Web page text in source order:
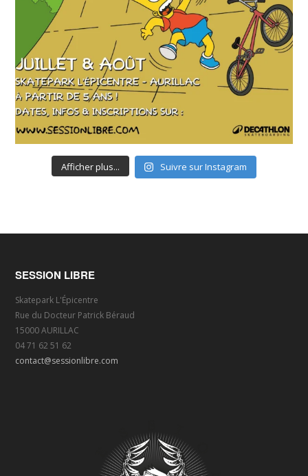
Afficher plus... Suivre sur Instagram
SESSION LIBRE
Skatepark L'Épicentre
Rue du Docteur Patrick Béraud
15000 AURILLAC
04 71 62 51 62
contact@sessionlibre.com